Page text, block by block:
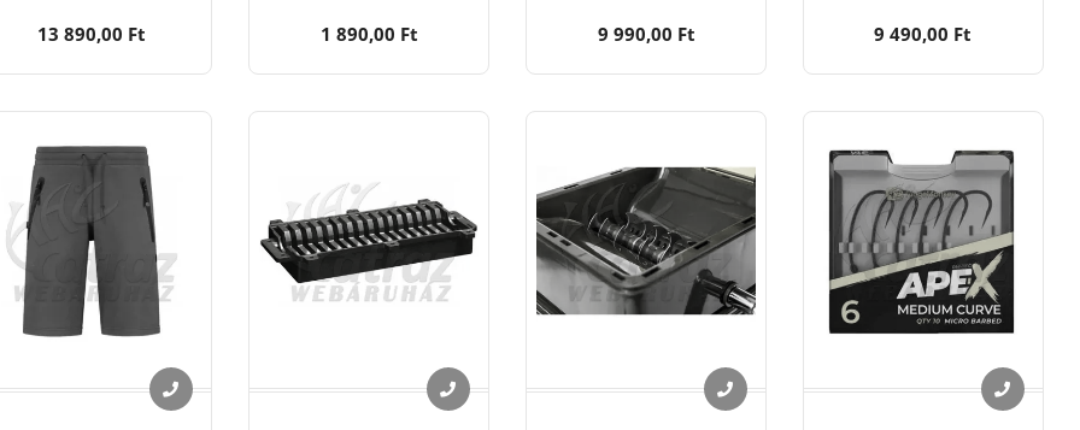
13 890,00 Ft 1 890,00 Ft 9 990,00 Ft 9 490,00 Ft